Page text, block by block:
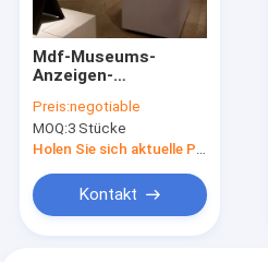
Mdf-Museums-
Anzeigen-
milderte
Glasspritzlackierverfahren
Preis:negotiable
MOQ:3 Stücke
Holen Sie sich aktuelle Preis
Kontakt